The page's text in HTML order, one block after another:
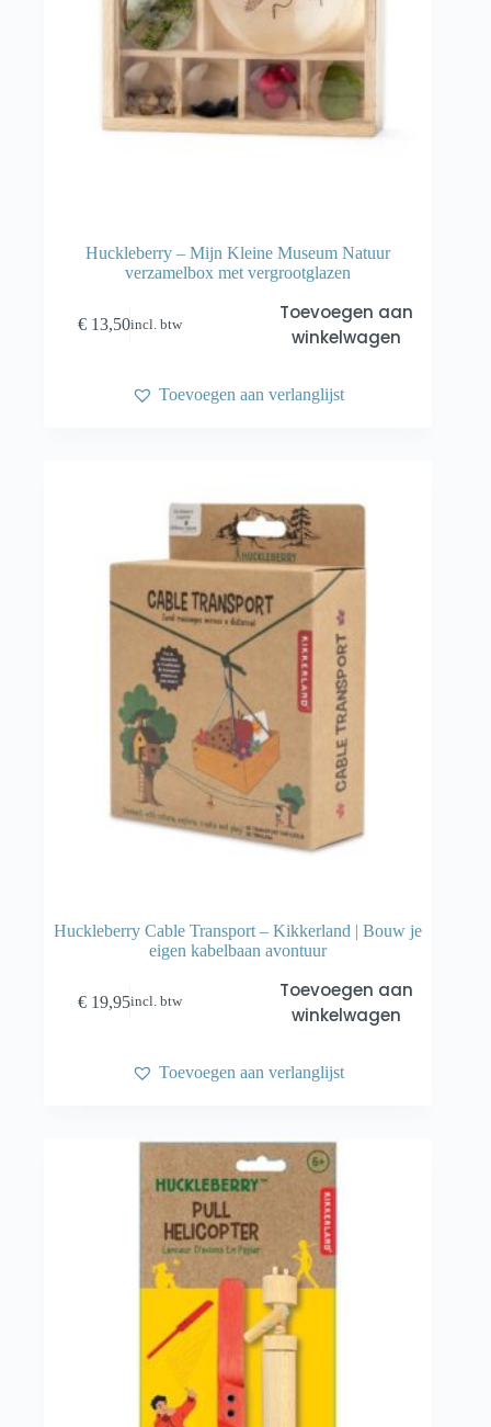
Huckleberry – Mijn Kleine Museum Natuur
verzamelbox met vergrootglazen
€ 13,50incl. btw
Toevoegen aan
winkelwagen
Toevoegen aan verlanglijst
Huckleberry Cable Transport – Kikkerland | Bouw je
eigen kabelbaan avontuur
€ 19,95incl. btw
Toevoegen aan
winkelwagen
Toevoegen aan verlanglijst